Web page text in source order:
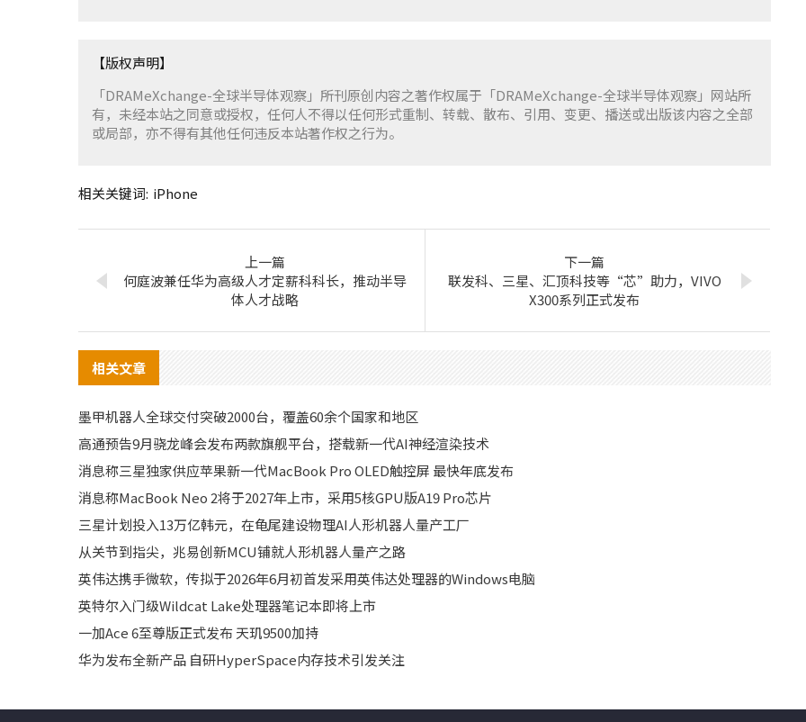
【版权声明】
「DRAMeXchange-全球半导体观察」所刊原创内容之著作权属于「DRAMeXchange-全球半导体观察」网站所
有，未经本站之同意或授权，任何人不得以任何形式重制、转载、散布、引用、变更、播送或出版该内容之全部
或局部，亦不得有其他任何违反本站著作权之行为。
相关关键词: iPhone
上一篇
何庭波兼任华为高级人才定薪科科长，推动半导
体人才战略
下一篇
联发科、三星、汇顶科技等“芯”助力，VIVO
X300系列正式发布
相关文章
墨甲机器人全球交付突破2000台，覆盖60余个国家和地区
高通预告9月骁龙峰会发布两款旗舰平台，搭载新一代AI神经渲染技术
消息称三星独家供应苹果新一代MacBook Pro OLED触控屏 最快年底发布
消息称MacBook Neo 2将于2027年上市，采用5核GPU版A19 Pro芯片
三星计划投入13万亿韩元，在龟尾建设物理AI人形机器人量产工厂
从关节到指尖，兆易创新MCU铺就人形机器人量产之路
英伟达携手微软，传拟于2026年6月初首发采用英伟达处理器的Windows电脑
英特尔入门级Wildcat Lake处理器笔记本即将上市
一加Ace 6至尊版正式发布 天玑9500加持
华为发布全新产品 自研HyperSpace内存技术引发关注